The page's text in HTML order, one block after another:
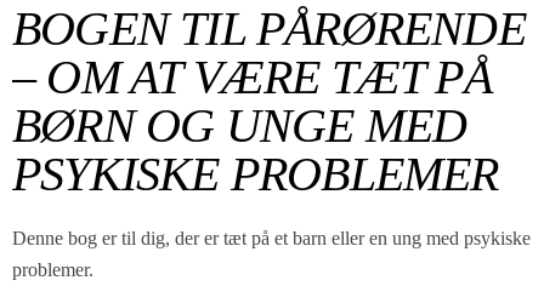
BOGEN TIL PÅRØRENDE
– OM AT VÆRE TÆT PÅ
BØRN OG UNGE MED
PSYKISKE PROBLEMER
Denne bog er til dig, der er tæt på et barn eller en ung med psykiske
problemer.